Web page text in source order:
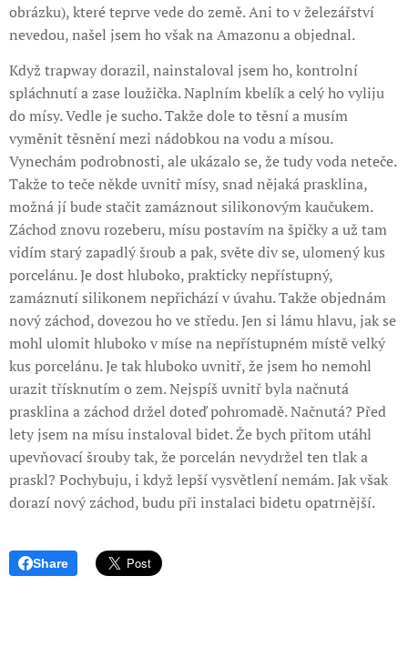
obrázku), které teprve vede do země. Ani to v železářství
nevedou, našel jsem ho však na Amazonu a objednal.
Když trapway dorazil, nainstaloval jsem ho, kontrolní
spláchnutí a zase loužička. Naplním kbelík a celý ho vyliju
do mísy. Vedle je sucho. Takže dole to těsní a musím
vyměnit těsnění mezi nádobkou na vodu a mísou.
Vynechám podrobnosti, ale ukázalo se, že tudy voda neteče.
Takže to teče někde uvnitř mísy, snad nějaká prasklina,
možná jí bude stačit zamáznout silikonovým kaučukem.
Záchod znovu rozeberu, mísu postavím na špičky a už tam
vidím starý zapadlý šroub a pak, světe div se, ulomený kus
porcelánu. Je dost hluboko, prakticky nepřístupný,
zamáznutí silikonem nepřichází v úvahu. Takže objednám
nový záchod, dovezou ho ve středu. Jen si lámu hlavu, jak se
mohl ulomit hluboko v míse na nepřístupném místě velký
kus porcelánu. Je tak hluboko uvnitř, že jsem ho nemohl
urazit třísknutím o zem. Nejspíš uvnitř byla načnutá
prasklina a záchod držel doteď pohromadě. Načnutá? Před
lety jsem na mísu instaloval bidet. Že bych přitom utáhl
upevňovací šrouby tak, že porcelán nevydržel ten tlak a
praskl? Pochybuju, i když lepší vysvětlení nemám. Jak však
dorazí nový záchod, budu při instalaci bidetu opatrnější.
Share